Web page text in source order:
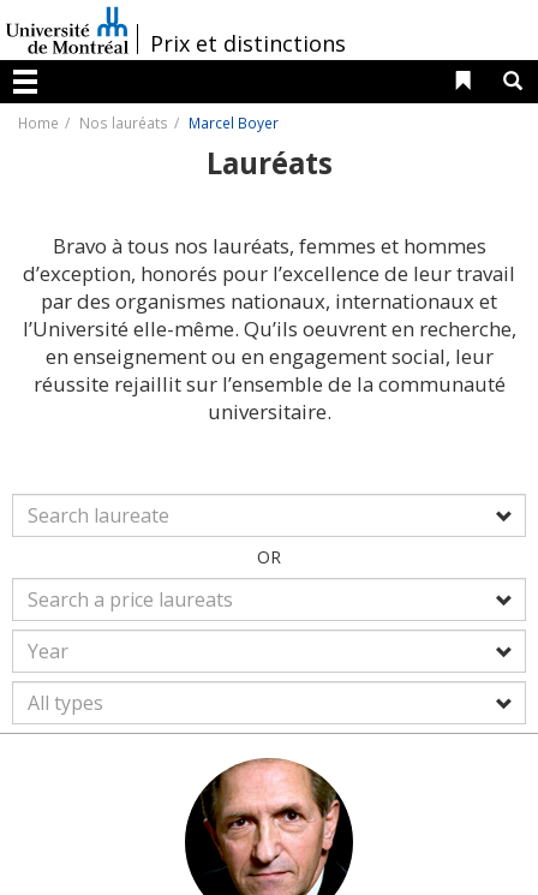
au
contenu
/Prix et distinctions
Menu
Liens
Home Nos lauréats Marcel Boyer
Lauréats
Bravo à tous nos lauréats, femmes et hommes
d’exception, honorés pour l’excellence de leur travail
par des organismes nationaux, internationaux et
l’Université elle-même. Qu’ils oeuvrent en recherche,
en enseignement ou en engagement social, leur
réussite rejaillit sur l’ensemble de la communauté
universitaire.
OR